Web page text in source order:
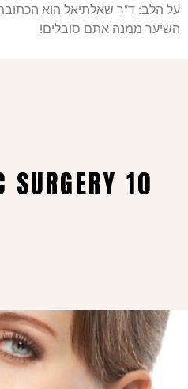
על הלב: ד"ר שאלתיאל הוא
השיער ממנה אתם סובלים!
SURGERY 10